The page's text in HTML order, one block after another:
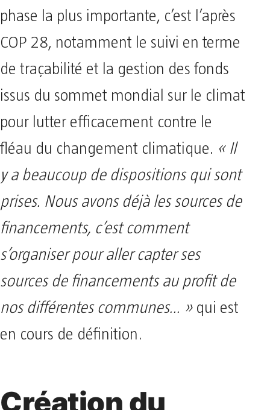
phase la plus importante, c’est l’après
COP 28, notamment le suivi en terme
de traçabilité et la gestion des fonds
issus du sommet mondial sur le climat
pour lutter efficacement contre le
fléau du changement climatique. « Il
y a beaucoup de dispositions qui sont
prises. Nous avons déjà les sources de
financements, c’est comment
s’organiser pour aller capter ses
sources de financements au profit de
nos différentes communes… »qui est
en cours de définition.
Création du